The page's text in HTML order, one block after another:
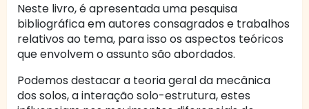
Neste livro, é apresentada uma pesquisa
bibliográfica em autores consagrados e trabalhos
relativos ao tema, para isso os aspectos teóricos
que envolvem o assunto são abordados.
Podemos destacar a teoria geral da mecânica
dos solos, a interação solo-estrutura, estes